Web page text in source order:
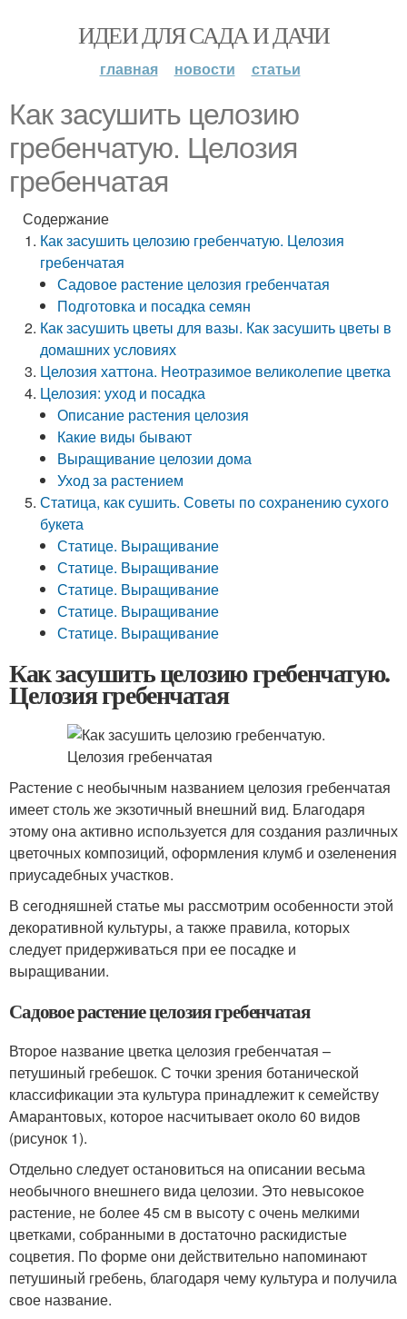
ИДЕИ ДЛЯ САДА И ДАЧИ
главная новости статьи
Как засушить целозию
гребенчатую. Целозия
гребенчатая
Содержание
Как засушить целозию гребенчатую. Целозия
гребенчатая
Садовое растение целозия гребенчатая
Подготовка и посадка семян
Как засушить цветы для вазы. Как засушить цветы в
домашних условиях
Целозия хаттона. Неотразимое великолепие цветка
Целозия: уход и посадка
Описание растения целозия
Какие виды бывают
Выращивание целозии дома
Уход за растением
Статица, как сушить. Советы по сохранению сухого
букета
Статице. Выращивание
Статице. Выращивание
Статице. Выращивание
Статице. Выращивание
Статице. Выращивание
Как засушить целозию гребенчатую.
Целозия гребенчатая
Растение с необычным названием целозия гребенчатая
имеет столь же экзотичный внешний вид. Благодаря
этому она активно используется для создания различных
цветочных композиций, оформления клумб и озеленения
приусадебных участков.
В сегодняшней статье мы рассмотрим особенности этой
декоративной культуры, а также правила, которых
следует придерживаться при ее посадке и
выращивании.
Садовое растение целозия гребенчатая
Второе название цветка целозия гребенчатая –
петушиный гребешок. С точки зрения ботанической
классификации эта культура принадлежит к семейству
Амарантовых, которое насчитывает около 60 видов
(рисунок 1).
Отдельно следует остановиться на описании весьма
необычного внешнего вида целозии. Это невысокое
растение, не более 45 см в высоту с очень мелкими
цветками, собранными в достаточно раскидистые
соцветия. По форме они действительно напоминают
петушиный гребень, благодаря чему культура и получила
свое название.